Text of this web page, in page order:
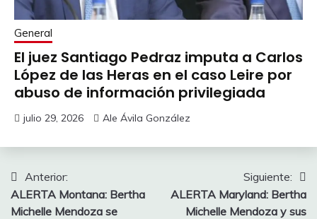
General
El juez Santiago Pedraz imputa a Carlos
López de las Heras en el caso Leire por
abuso de información privilegiada
julio 29, 2026 Ale Ávila González
Navegación
de
Anterior:
ALERTA Montana: Bertha
Michelle Mendoza se
Siguiente:
ALERTA Maryland: Bertha
Michelle Mendoza y sus